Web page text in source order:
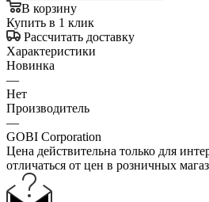
В корзину
Купить в 1 клик
Рассчитать доставку
Характеристики
Новинка
—
Нет
Производитель
—
GOBI Corporation
Цена действительна только для
отличаться от цен в розничных